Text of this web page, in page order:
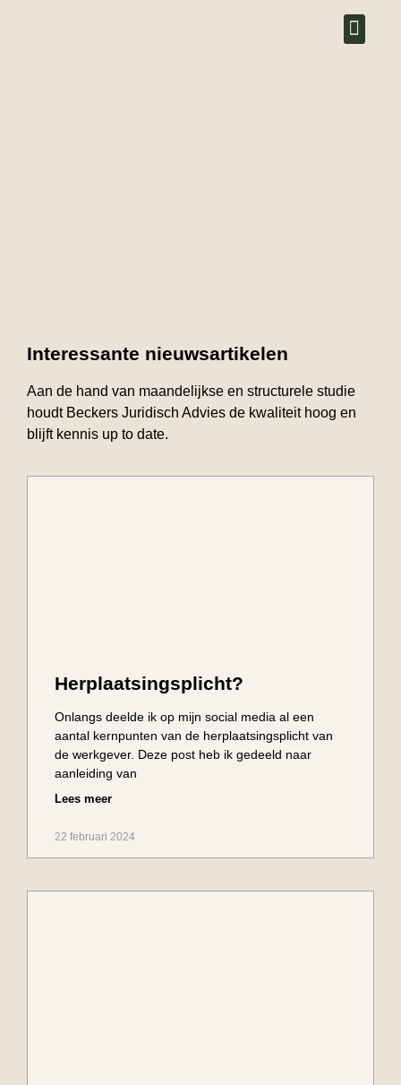
Interessante nieuwsartikelen
Aan de hand van maandelijkse en structurele studie
houdt Beckers Juridisch Advies de kwaliteit hoog en
blijft kennis up to date.
Herplaatsingsplicht?
Onlangs deelde ik op mijn social media al een
aantal kernpunten van de herplaatsingsplicht van
de werkgever. Deze post heb ik gedeeld naar
aanleiding van
Lees meer
22 februari 2024